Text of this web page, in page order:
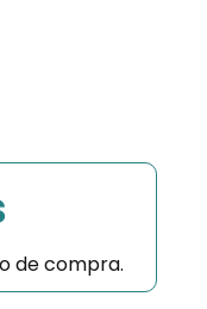
de compra.